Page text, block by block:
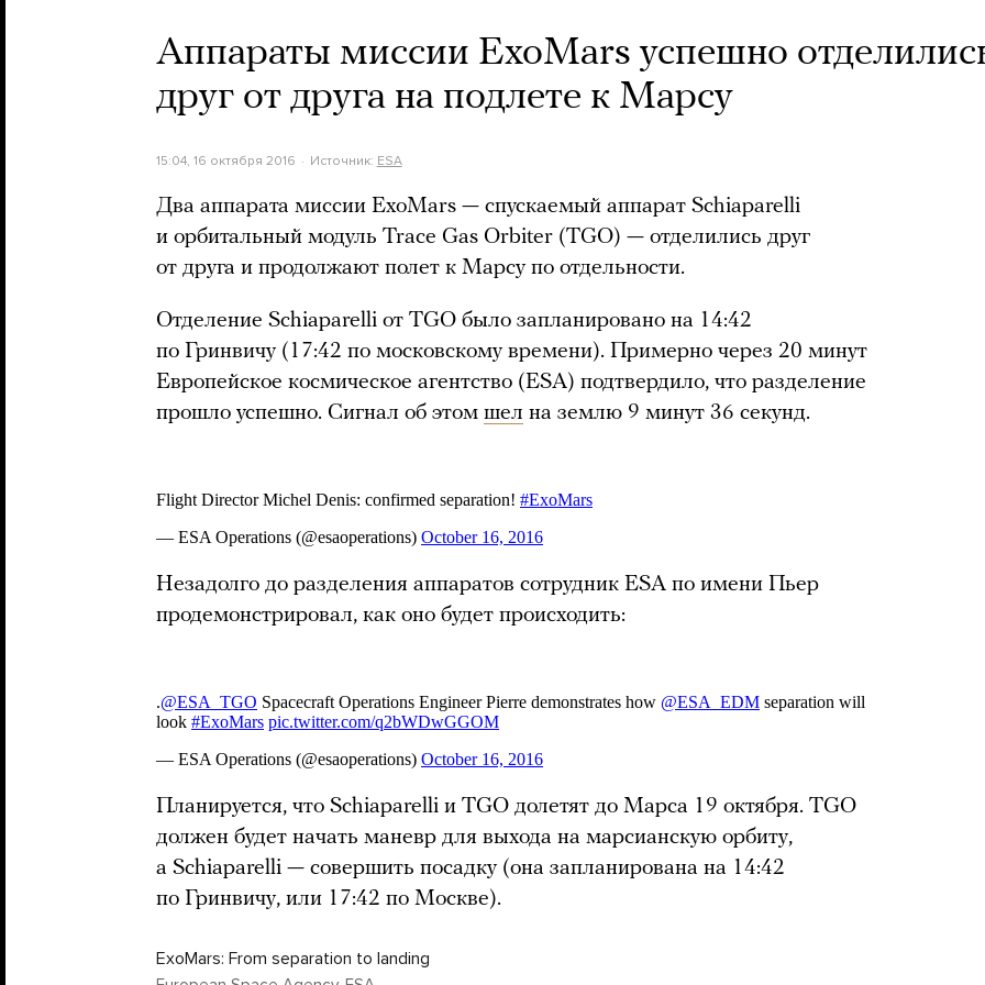
Аппараты миссии ExoMars успешно
друг от друга на подлете к Марсу
15:04, 16 октября 2016 Источник: ESA
Два аппарата миссии ExoMars — спускаемый аппарат Schiaparelli
и орбитальный модуль Trace Gas Orbiter (TGO) — отделились друг
от друга и продолжают полет к Марсу по отдельности.
Отделение Schiaparelli от TGO было запланировано на 14:42
по Гринвичу (17:42 по московскому времени). Примерно через 20 минут
Европейское космическое агентство (ESA) подтвердило, что разделение
прошло успешно. Сигнал об этом шел на землю 9 минут 36 секунд.
Незадолго до разделения аппаратов сотрудник ESA по имени Пьер
продемонстрировал, как оно будет происходить:
Планируется, что Schiaparelli и TGO долетят до Марса 19 октября. TGO
должен будет начать маневр для выхода на марсианскую орбиту,
а Schiaparelli — совершить посадку (она запланирована на 14:42
по Гринвичу, или 17:42 по Москве).
ExoMars: From separation to landing